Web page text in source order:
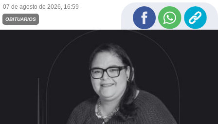
07 de agosto de 2026, 16:59
OBITUARIOS